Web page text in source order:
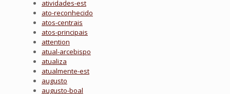
atividades-est
ato-reconhecido
atos-centrais
atos-principais
attention
atual-arcebispo
atualiza
atualmente-est
augusto
augusto-boal